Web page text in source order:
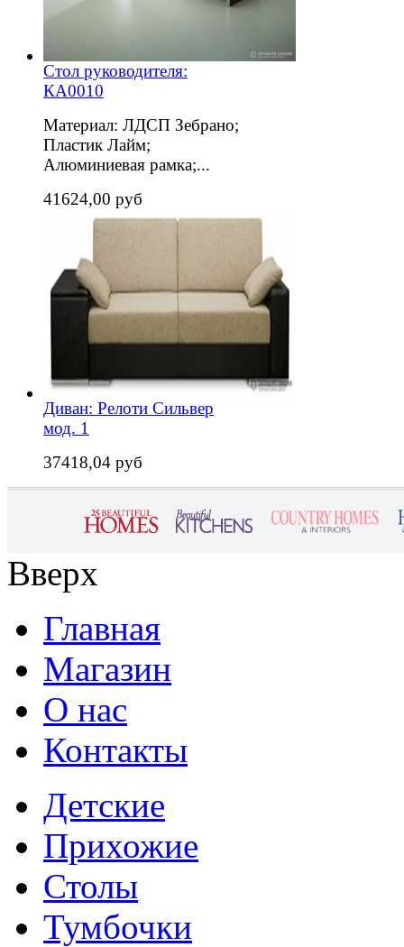
Стол руководителя:
КА0010
Материал: ЛДСП Зебрано;
Пластик Лайм;
Алюминиевая рамка;...
41624,00 руб
Диван: Релоти Сильвер
мод. 1
37418,04 руб
Вверх
Главная
Магазин
О нас
Контакты
Детские
Прихожие
Столы
Тумбочки